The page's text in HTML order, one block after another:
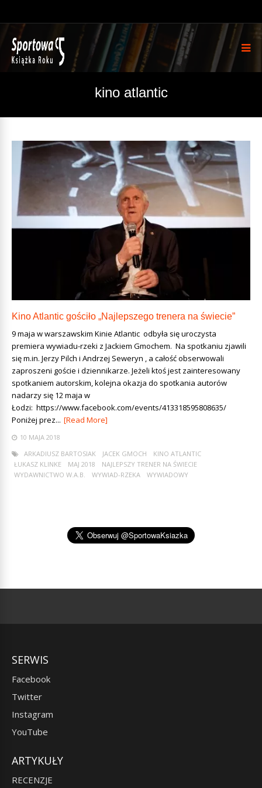
kino atlantic
Kino Atlantic gościło „Najlepszego trenera na świecie”
9 maja w warszawskim Kinie Atlantic odbyła się uroczysta
premiera wywiadu-rzeki z Jackiem Gmochem. Na spotkaniu zjawili
się m.in. Jerzy Pilch i Andrzej Seweryn , a całość obserwowali
zaproszeni goście i dziennikarze. Jeżeli ktoś jest zainteresowany
spotkaniem autorskim, kolejna okazja do spotkania autorów
nadarzy się 12 maja w
Łodzi: https://www.facebook.com/events/413318595808635/
Poniżej prez... [Read More]
10 MAJA 2018
ARKADIUSZ BARTOSIAK
JACEK GMOCH
KINO ATLANTIC
ŁUKASZ KLINKE
MAJ 2018
NAJLEPSZY TRENER NA ŚWIECIE
WYDAWNICTWO W.A.B.
WYWIAD-RZEKA WYWIADOWY
SERWIS
Facebook
Twitter
Instagram
YouTube
ARTYKUŁY
RECENZJE